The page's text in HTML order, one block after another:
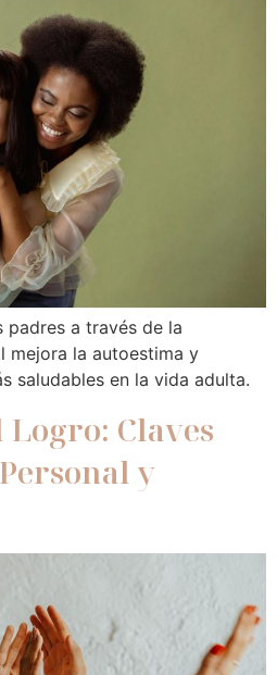
padres a través de la
mejora la autoestima y
saludables en la vida adulta.
Claves
y